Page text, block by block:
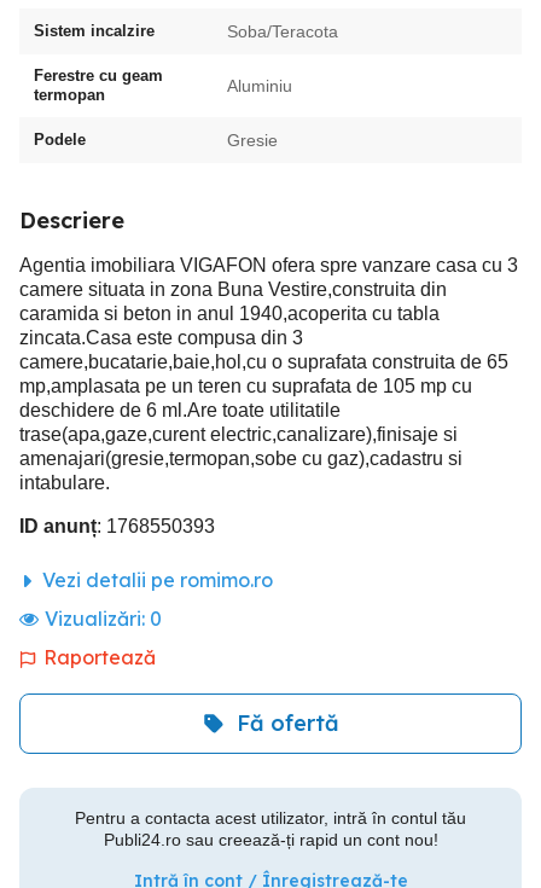
Sistem incalzire Soba/Teracota
Ferestre cu geam
termopan
Aluminiu
Podele Gresie
Descriere
Agentia imobiliara VIGAFON ofera spre vanzare casa cu 3
camere situata in zona Buna Vestire,construita din
caramida si beton in anul 1940,acoperita cu tabla
zincata.Casa este compusa din 3
camere,bucatarie,baie,hol,cu o suprafata construita de 65
mp,amplasata pe un teren cu suprafata de 105 mp cu
deschidere de 6 ml.Are toate utilitatile
trase(apa,gaze,curent electric,canalizare),finisaje si
amenajari(gresie,termopan,sobe cu gaz),cadastru si
intabulare.
ID anunț: 1768550393
Vezi detalii pe romimo.ro
Vizualizări: 0
Raportează
Fă ofertă
Pentru a contacta acest utilizator, intră în contul tău
Publi24.ro sau creează-ți rapid un cont nou!
Intră în cont / Înregistrează-te